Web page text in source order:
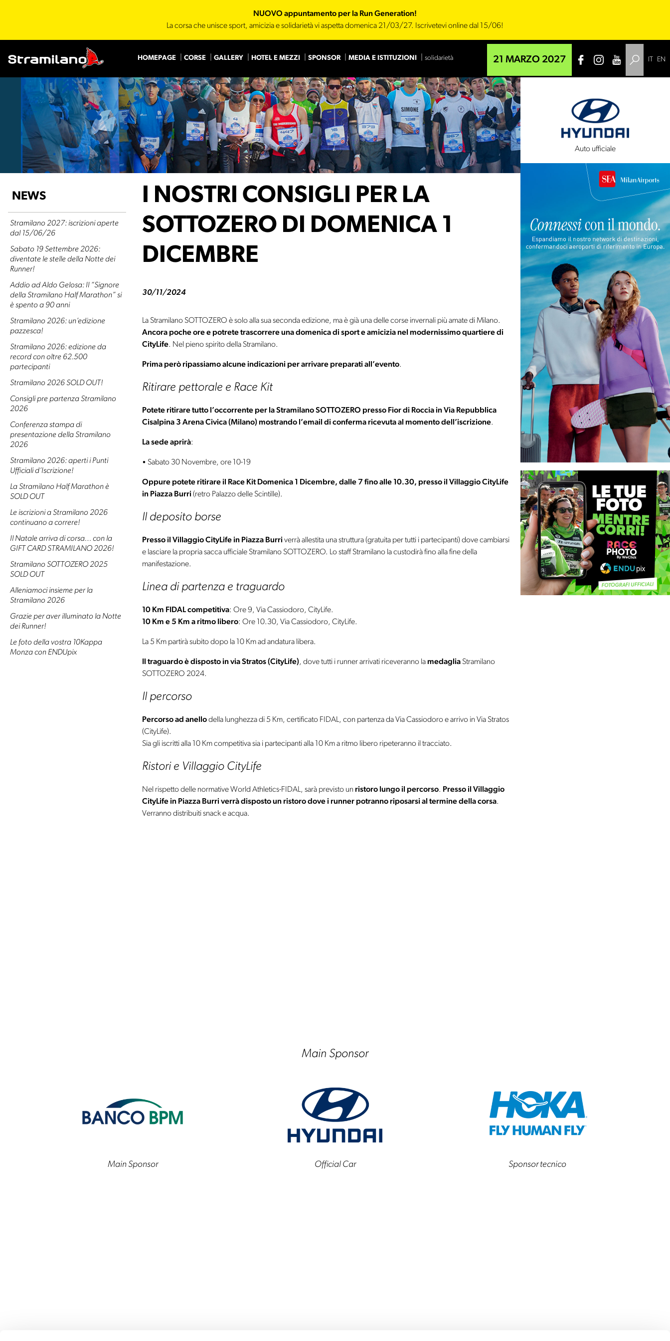
NUOVO appuntamento per la Run Generation!
La corsa che unisce sport, amicizia e solidarietà vi aspetta domenica 21/03/27. Iscrivetevi online dal 15/06!
HOMEPAGE CORSE GALLERY HOTEL E MEZZI SPONSOR MEDIA E ISTITUZIONI solidarietà 21 MARZO 2027 EN
I NOSTRI CONSIGLI PER LA
SOTTOZERO DI DOMENICA 1
DICEMBRE
30/11/2024
La Stramilano SOTTOZERO è solo alla sua seconda edizione, ma è già una delle corse invernali più amate di Milano.
Ancora poche ore e potrete trascorrere una domenica di sport e amicizia nel modernissimo quartiere di
CityLife. Nel pieno spirito della Stramilano.
Prima però ripassiamo alcune indicazioni per arrivare preparati all’evento.
Ritirare pettorale e Race Kit
Potete ritirare tutto l’occorrente per la Stramilano SOTTOZERO presso Fior di Roccia in Via Repubblica
Cisalpina 3 Arena Civica (Milano) mostrando l’email di conferma ricevuta al momento dell’iscrizione.
La sede aprirà:
Sabato 30 Novembre, ore 10-19
Oppure potete ritirare il Race Kit Domenica 1 Dicembre, dalle 7 fino alle 10.30, presso il Villaggio CityLife
in Piazza Burri (retro Palazzo delle Scintille).
Il deposito borse
Presso il Villaggio CityLife in Piazza Burri verrà allestita una struttura (gratuita per tutti i partecipanti) dove cambiarsi
e lasciare la propria sacca ufficiale Stramilano SOTTOZERO. Lo staff Stramilano la custodirà fino alla fine della
manifestazione.
Linea di partenza e traguardo
10 Km FIDAL competitiva: Ore 9, Via Cassiodoro, CityLife.
10 Km e 5 Km a ritmo libero: Ore 10.30, Via Cassiodoro, CityLife.
La 5 Km partirà subito dopo la 10 Km ad andatura libera.
Il traguardo è disposto in via Stratos (CityLife), dove tutti i runner arrivati riceveranno la medagliaStramilano
SOTTOZERO 2024.
Il percorso
Percorso ad anellodella lunghezza di 5 Km, certificato FIDAL, con partenza da Via Cassiodoro e arrivo in Via Stratos
(CityLife).
Sia gli iscritti alla 10 Km competitiva sia i partecipanti alla 10 Km a ritmo libero ripeteranno il tracciato.
Ristori e Villaggio CityLife
Nel rispetto delle normative World Athletics-FIDAL, sarà previsto un ristoro lungo il percorso. Presso il Villaggio
CityLife in Piazza Burri verrà disposto un ristoro dove i runner potranno riposarsi al termine della corsa.
Verranno distribuiti snack e acqua.
NEWS
Stramilano 2027: iscrizioni aperte
dal 15/06/26
Sabato 19 Settembre 2026:
diventate le stelle della Notte dei
Runner!
Addio ad Aldo Gelosa: Il “Signore
della Stramilano Half Marathon” si
è spento a 90 anni
Stramilano 2026: un’edizione
pazzesca!
Stramilano 2026: edizione da
record con oltre 62.500
partecipanti
Stramilano 2026 SOLD OUT!
Consigli pre partenza Stramilano
2026
Conferenza stampa di
presentazione della Stramilano
2026
Stramilano 2026: aperti i Punti
Ufficiali d’Iscrizione!
La Stramilano Half Marathon è
SOLD OUT
Le iscrizioni a Stramilano 2026
continuano a correre!
Il Natale arriva di corsa… con la
GIFT CARD STRAMILANO 2026!
Stramilano SOTTOZERO 2025
SOLD OUT
Alleniamoci insieme per la
Stramilano 2026
Grazie per aver illuminato la Notte
dei Runner!
Le foto della vostra 10Kappa
Monza con ENDUpix
Main Sponsor Sponsor tecnico Auto ufficiale
Main Sponsor
Main Sponsor Official Car Sponsor tecnico